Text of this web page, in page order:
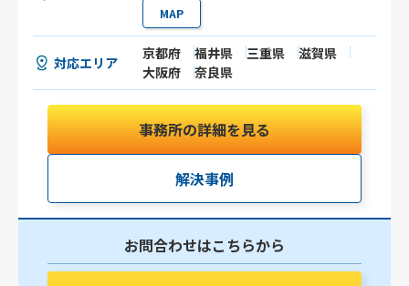
MAP
対応エリア
京都府 福井県 三重県
滋賀県
大阪府
奈良県
事務所の詳細を見る
解決事例
お問合わせはこちらから